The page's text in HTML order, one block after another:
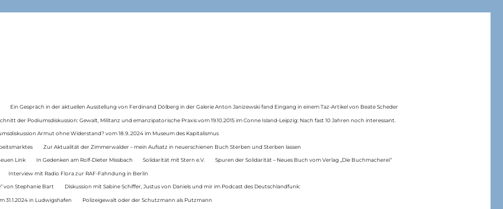
Ein Gespräch in der aktuellen Ausstellung von Ferdinand Dölberg in der Galerie Anton Janizewski fand Eingang in einem Taz-Artikel von Beate Scheder
der Podiumsdiskussion: Gewalt, Militanz und emanzipatorische Praxis vom 19.10.2015 im Conne Island-Leipzig: Nach fast 10 Jahren noch interessant.
Armut ohne Widerstand? vom 18.9..2024 im Museum des Kapitalismus
Zur Aktualität der Zimmerwalder – mein Aufsatz in neuerschienen Buch Sterben und Sterben lassen
Link In Gedenken am Rolf-Dieter Missbach Solidarität mit Stern e.V. Spuren der Solidarität – Neues Buch vom Verlag „Die Buchmacherei“
Interview mit Radio Flora zur RAF-Fahndung in Berlin
von Stephanie Bart Diskussion mit Sabine Schiffer, Justus von Daniels und mir im Podcast des Deutschlandfunk:
31.1.2024 in Ludwigshafen Polizeigewalt oder der Schutzmann als Putzmann